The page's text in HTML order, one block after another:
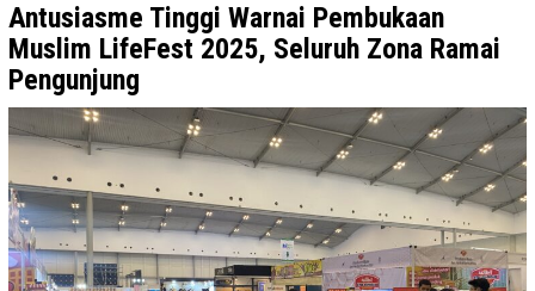
Antusiasme Tinggi Warnai Pembukaan
Muslim LifeFest 2025, Seluruh Zona Ramai
Pengunjung